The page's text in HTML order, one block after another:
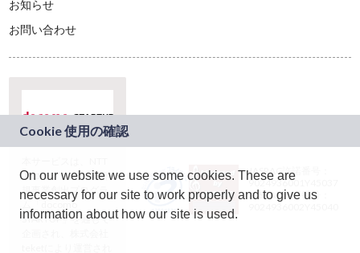
お知らせ
お問い合わせ
ドコモグループの新
規事業創出プログラ
ム「docomo
STARTUP」を通じて
JASRAC許諾番号：
9024936001Y45037
JASRAC許諾番号：
On our website we use some cookies. These are
necessary for our site to work properly and to give us
information about how our site is used.